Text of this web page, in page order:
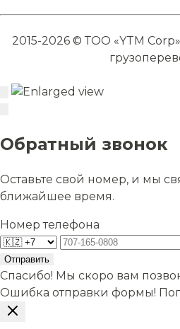
2015-2026 © ТОО «YTM
Обратный звонок
Оставьте свой номер, и мы
ближайшее время.
Номер телефона
Отправить
Спасибо! Мы скоро вам
Ошибка отправки формы!